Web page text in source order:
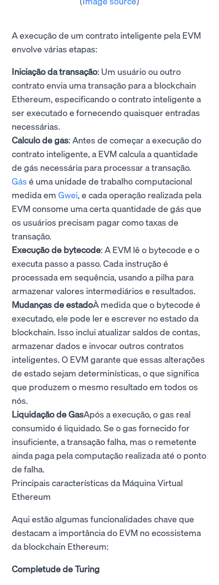
A execução de um contrato inteligente pela EVM
envolve várias etapas:
Iniciação da transação: Um usuário ou outro
contrato envia uma transação para a blockchain
Ethereum, especificando o contrato inteligente a
ser executado e fornecendo quaisquer entradas
necessárias.
Cálculo de gás: Antes de começar a execução do
contrato inteligente, a EVM calcula a quantidade
de gás necessária para processar a transação.
Gás é uma unidade de trabalho computacional
medida em Gwei, e cada operação realizada pela
EVM consome uma certa quantidade de gás que
os usuários precisam pagar como taxas de
transação.
Execução de bytecode: A EVM lê o bytecode e o
executa passo a passo. Cada instrução é
processada em sequência, usando a pilha para
armazenar valores intermediários e resultados.
Mudanças de estadoÀ medida que o bytecode é
executado, ele pode ler e escrever no estado da
blockchain. Isso inclui atualizar saldos de contas,
armazenar dados e invocar outros contratos
inteligentes. O EVM garante que essas alterações
de estado sejam determinísticas, o que significa
que produzem o mesmo resultado em todos os
nós.
Liquidação de GasApós a execução, o gas real
consumido é liquidado. Se o gas fornecido for
insuficiente, a transação falha, mas o remetente
ainda paga pela computação realizada até o ponto
de falha.
Principais características da Máquina Virtual
Ethereum
Aqui estão algumas funcionalidades chave que
destacam a importância do EVM no ecossistema
da blockchain Ethereum:
Completude de Turing